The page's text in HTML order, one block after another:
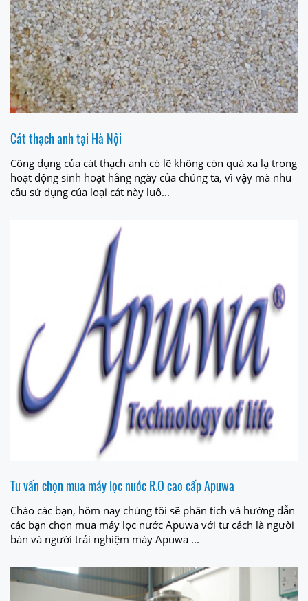
Cát thạch anh tại Hà Nội
Công dụng của cát thạch anh có lẽ không còn quá xa lạ trong
hoạt động sinh hoạt hằng ngày của chúng ta, vì vậy mà nhu
cầu sử dụng của loại cát này luô...
Tư vấn chọn mua máy lọc nước R.O cao cấp Apuwa
Chào các bạn, hôm nay chúng tôi sẽ phân tích và hướng dẫn
các bạn chọn mua máy lọc nước Apuwa với tư cách là người
bán và người trải nghiệm máy Apuwa ...